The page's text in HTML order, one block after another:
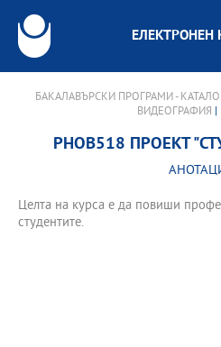
ЕЛЕКТРОНЕН
БАКАЛАВЪРСКИ ПРОГРАМИ -
ВИДЕОГРАФИЯ
PHOB518 ПРОЕКТ
Целта на курса е да повиши
студентите.